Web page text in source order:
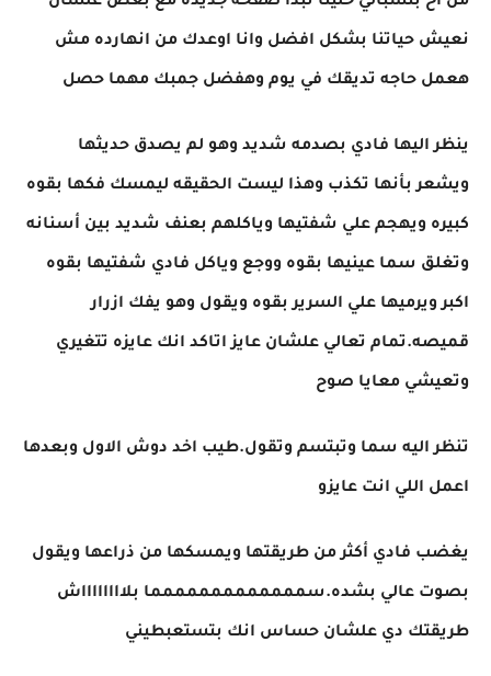
نعيش حياتنا بشكل افضل وانا اوعدك من انهارده مش
هعمل حاجه تديقك في يوم وهفضل جمبك مهما حصل
ينظر اليها فادي بصدمه شديد وهو لم يصدق حديثها
ويشعر بأنها تكذب وهذا ليست الحقيقه ليمسك فكها بقوه
كبيره ويهجم علي شفتيها وياكلهم بعنف شديد بين أسنانه
وتغلق سما عينيها بقوه ووجع وياكل فادي شفتيها بقوه
اكبر ويرميها علي السرير بقوه ويقول وهو يفك ازرار
قميصه.تمام تعالي علشان عايز اتاكد انك عايزه تتغيري
وتعيشي معايا صوح
تنظر اليه سما وتبتسم وتقول.طيب اخد دوش الاول وبعدها
اعمل اللي انت عايزو
يغضب فادي أكثر من طريقتها ويمسكها من ذراعها ويقول
بصوت عالي بشده.سممممممممممممما بلااااااااش
طريقتك دي علشان حساس انك بتستعبطيني